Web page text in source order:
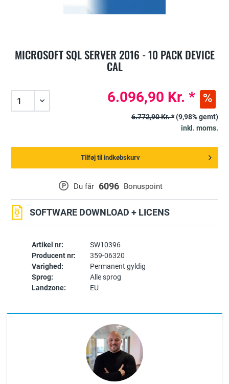
MICROSOFT SQL SERVER 2016 - 10 PACK DEVICE
CAL
Artikel nr:
SW10396
Producent nr:
359-06320
Varighed:
Permanent gyldig
Sprog:
Alle sprog
Landzone:
EU
P Du får 6096 Bonuspoint
SOFTWARE DOWNLOAD + LICENS
6.096,90 Kr. *
6.772,90 Kr. *(9,98% gemt)
inkl. moms.
Tilføj til indkøbskurv